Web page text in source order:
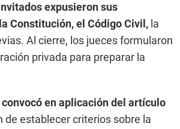
expusieron sus
Constitución, el Código Civil, la
Al cierre, los jueces formularon
privada para preparar la
convocó en aplicación del artículo
de establecer criterios sobre la